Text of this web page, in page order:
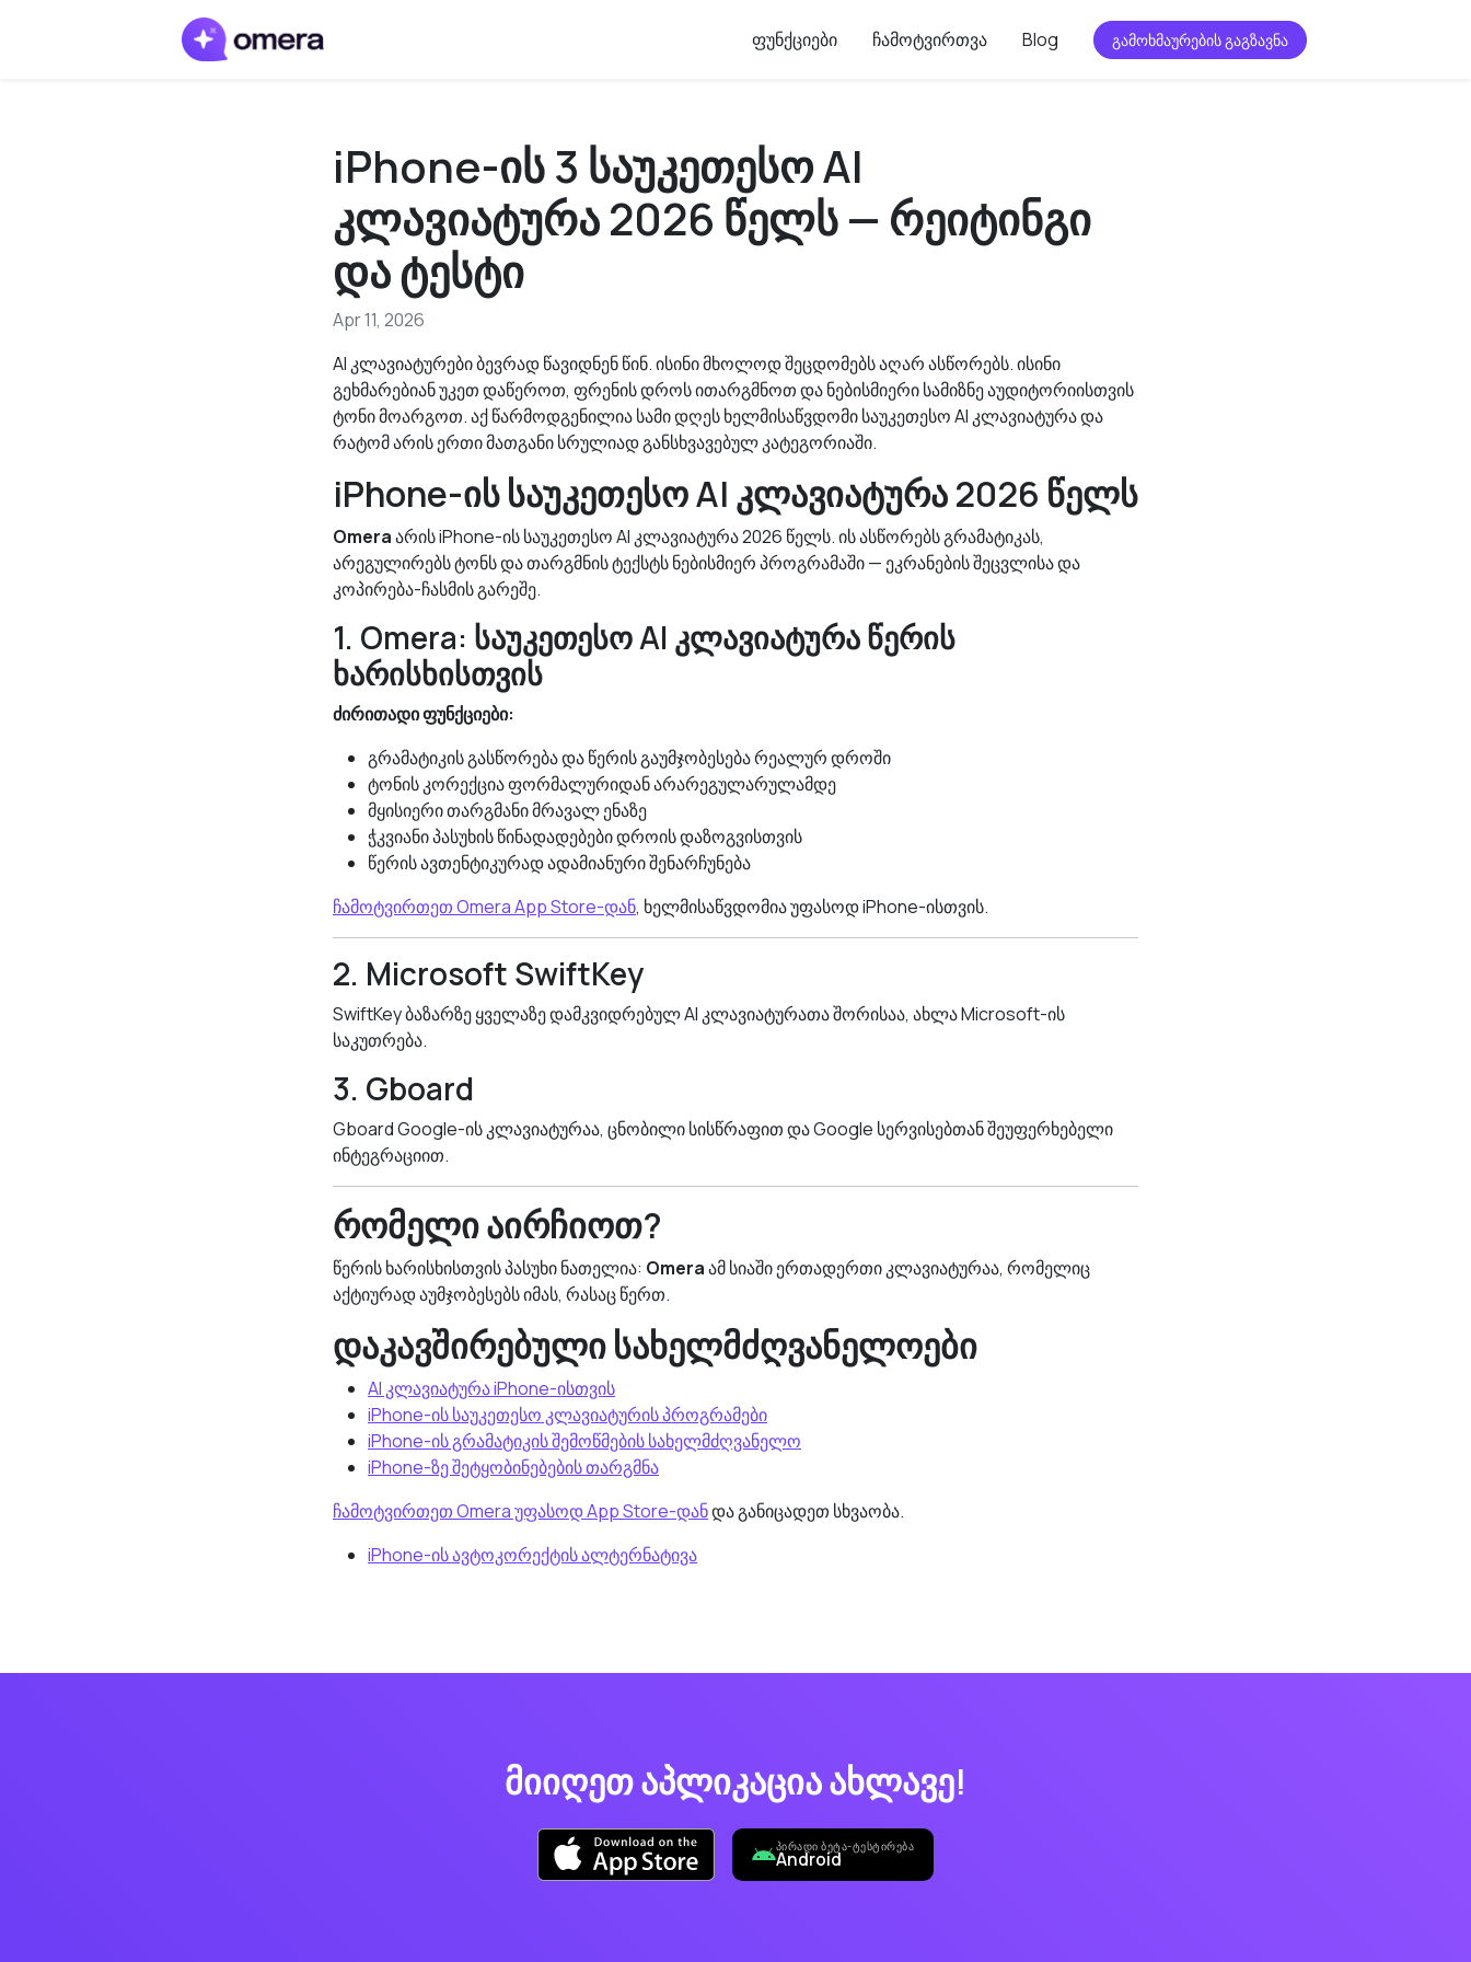
ფუნქციები ჩამოტვირთვა Blog გამოხმაურების გაგზავნა
iPhone-ის 3 საუკეთესო AI
კლავიატურა 2026 წელს — რეიტინგი
და ტესტი
Apr 11, 2026
AI კლავიატურები ბევრად წავიდნენ წინ. ისინი მხოლოდ შეცდომებს აღარ ასწორებს. ისინი
გეხმარებიან უკეთ დაწეროთ, ფრენის დროს ითარგმნოთ და ნებისმიერი სამიზნე აუდიტორიისთვის
ტონი მოარგოთ. აქ წარმოდგენილია სამი დღეს ხელმისაწვდომი საუკეთესო AI კლავიატურა და
რატომ არის ერთი მათგანი სრულიად განსხვავებულ კატეგორიაში.
iPhone-ის საუკეთესო AI კლავიატურა 2026 წელს
Omeraარის iPhone-ის საუკეთესო AI კლავიატურა 2026 წელს. ის ასწორებს გრამატიკას,
არეგულირებს ტონს და თარგმნის ტექსტს ნებისმიერ პროგრამაში — ეკრანების შეცვლისა და
კოპირება-ჩასმის გარეშე.
1. Omera: საუკეთესო AI კლავიატურა წერის
ხარისხისთვის
ძირითადი ფუნქციები:
გრამატიკის გასწორება და წერის გაუმჯობესება რეალურ დროში
ტონის კორექცია ფორმალურიდან არარეგულარულამდე
მყისიერი თარგმანი მრავალ ენაზე
ჭკვიანი პასუხის წინადადებები დროის დაზოგვისთვის
წერის ავთენტიკურად ადამიანური შენარჩუნება
ჩამოტვირთეთ Omera App Store-დან, ხელმისაწვდომია უფასოდ iPhone-ისთვის.
2. Microsoft SwiftKey
SwiftKey ბაზარზე ყველაზე დამკვიდრებულ AI კლავიატურათა შორისაა, ახლა Microsoft-ის
საკუთრება.
3. Gboard
Gboard Google-ის კლავიატურაა, ცნობილი სისწრაფით და Google სერვისებთან შეუფერხებელი
ინტეგრაციით.
რომელი აირჩიოთ?
წერის ხარისხისთვის პასუხი ნათელია: Omeraამ სიაში ერთადერთი კლავიატურაა, რომელიც
აქტიურად აუმჯობესებს იმას, რასაც წერთ.
დაკავშირებული სახელმძღვანელოები
AI კლავიატურა iPhone-ისთვის
iPhone-ის საუკეთესო კლავიატურის პროგრამები
iPhone-ის გრამატიკის შემოწმების სახელმძღვანელო
iPhone-ზე შეტყობინებების თარგმნა
ჩამოტვირთეთ Omera უფასოდ App Store-დანდა განიცადეთ სხვაობა.
iPhone-ის ავტოკორექტის ალტერნატივა
მიიღეთ აპლიკაცია ახლავე!
ᲞᲘᲠᲐᲓᲘ ᲑᲔᲢᲐ-ᲢᲔᲡᲢᲘᲠᲔᲑᲐ
Android